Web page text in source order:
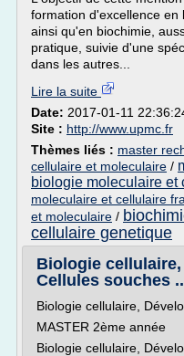
formation d'excellence en
ainsi qu'en biochimie,
pratique, suivie d'une
dans les autres...
Lire la suite
Date: 2017-01-11
Site : http://www.upmc.fr
Thèmes liés : master
cellulaire et moleculaire /
biologie moleculaire et
moleculaire et cellulaire
et moleculaire /
cellulaire genetique
Biologie
Cellules souches
Biologie cellulaire,
MASTER 2ème année
Biologie cellulaire,